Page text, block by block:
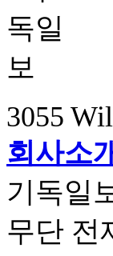
3055
회사소
기독일
무단 전